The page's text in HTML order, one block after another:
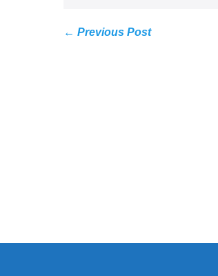
← Previous Post